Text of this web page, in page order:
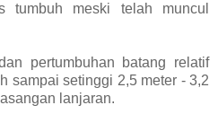
tumbuh meski telah muncul
pertumbuhan batang relatif
sampai setinggi 2,5 meter - 3,2
lanjaran.